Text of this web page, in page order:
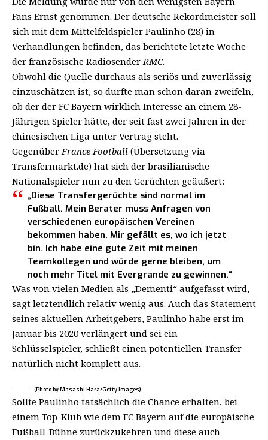
Fans Ernst genommen. Der deutsche Rekordmeister soll
sich mit dem Mittelfeldspieler Paulinho (28) in
Verhandlungen befinden, das berichtete letzte Woche
der französische RadiosenderRMC.
Obwohl die Quelle durchaus als seriös und zuverlässig
einzuschätzen ist, so durfte man schon daran zweifeln,
ob der der FC Bayern wirklich Interesse an einem 28-
Jährigen Spieler hätte, der seit fast zwei Jahren in der
chinesischen Liga unter Vertrag steht.
GegenüberFrance Football (Übersetzung via
Transfermarkt.de) hat sich der brasilianische
Nationalspieler nun zu den Gerüchten geäußert:
„Diese Transfergerüchte sind normal im
Fußball. Mein Berater muss Anfragen von
verschiedenen europäischen Vereinen
bekommen haben. Mir gefällt es, wo ich jetzt
bin. Ich habe eine gute Zeit mit meinen
Teamkollegen und würde gerne bleiben, um
noch mehr Titel mit Evergrande zu gewinnen.“
Was von vielen Medien als „Dementi“ aufgefasst wird,
sagt letztendlich relativ wenig aus. Auch das Statement
seines aktuellen Arbeitgebers, Paulinho habe erst im
Januar bis 2020 verlängert und sei ein
Schlüsselspieler, schließt einen potentiellen Transfer
natürlich nicht komplett aus.
(Photo by Masashi Hara/Getty Images)
Sollte Paulinho tatsächlich die Chance erhalten, bei
einem Top-Klub wie dem FC Bayern auf die europäische
Fußball-Bühne zurückzukehren und diese auch